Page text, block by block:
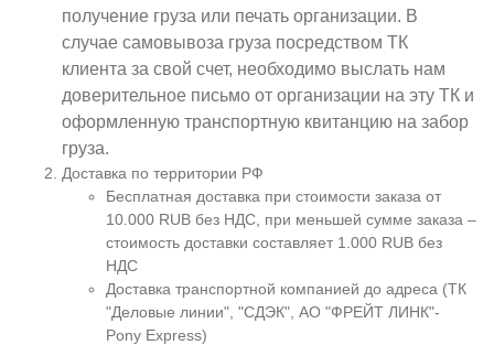
получение груза или печать организации. В
случае самовывоза груза посредством ТК
клиента за свой счет, необходимо выслать нам
доверительное письмо от организации на эту ТК и
оформленную транспортную квитанцию на забор
груза.
Доставка по территории РФ
Бесплатная доставка при стоимости заказа от
10.000 RUB без НДС, при меньшей сумме заказа –
стоимость доставки составляет 1.000 RUB без
НДС
Доставка транспортной компанией до адреса (ТК
"Деловые линии", "СДЭК", АО "ФРЕЙТ ЛИНК"-
Pony Express)